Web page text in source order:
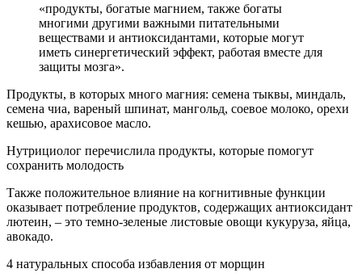
«продукты, богатые магнием, также богаты
многими другими важными питательными
веществами и антиоксидантами, которые могут
иметь синергетический эффект, работая вместе для
защиты мозга».
Продукты, в которых много магния: семена тыквы, миндаль,
семена чиа, вареный шпинат, мангольд, соевое молоко, орехи
кешью, арахисовое масло.
Нутрициолог перечислила продукты, которые помогут
сохранить молодость
Также положительное влияние на когнитивные функции
оказывает потребление продуктов, содержащих антиоксидант
лютеин, – это темно-зеленые листовые овощи кукуруза, яйца,
авокадо.
4 натуральных способа избавления от морщин